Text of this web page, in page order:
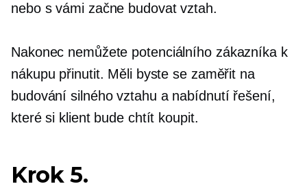
nebo s vámi začne budovat vztah.
Nakonec nemůžete potenciálního zákazníka k
nákupu přinutit. Měli byste se zaměřit na
budování silného vztahu a nabídnutí řešení,
které si klient bude chtít koupit.
Krok 5.